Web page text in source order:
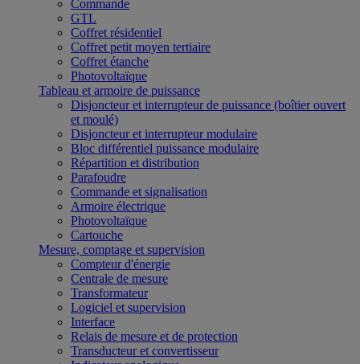
Commande
GTL
Coffret résidentiel
Coffret petit moyen tertiaire
Coffret étanche
Photovoltaïque
Tableau et armoire de puissance
Disjoncteur et interrupteur de puissance (boîtier ouvert
et moulé)
Disjoncteur et interrupteur modulaire
Bloc différentiel puissance modulaire
Répartition et distribution
Parafoudre
Commande et signalisation
Armoire électrique
Photovoltaïque
Cartouche
Mesure, comptage et supervision
Compteur d'énergie
Centrale de mesure
Transformateur
Logiciel et supervision
Interface
Relais de mesure et de protection
Transducteur et convertisseur